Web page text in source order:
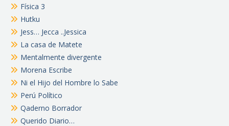
Física 3
Hutku
Jess… Jecca ..Jessica
La casa de Matete
Mentalmente divergente
Morena Escribe
Ni el Hijo del Hombre lo Sabe
Perú Político
Qaderno Borrador
Querido Diario…